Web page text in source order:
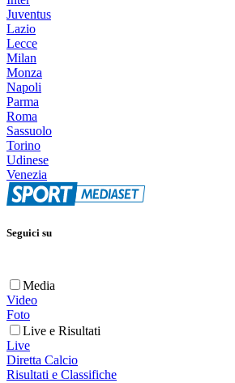
Juventus
Lazio
Lecce
Milan
Monza
Napoli
Parma
Roma
Sassuolo
Torino
Udinese
Venezia
Seguici su
Media
Video
Foto
Live e Risultati
Live
Diretta Calcio
Risultati e Classifiche